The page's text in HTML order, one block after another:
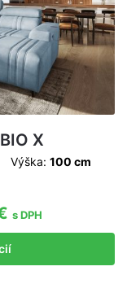
X
Výška: 100 cm
s DPH